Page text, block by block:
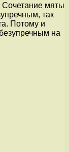
Сочетание мяты
так
Потому и
на